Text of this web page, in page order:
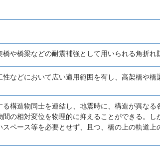
橋や橋梁などの耐震補強として用いられる角折れ
性などにおいて広い適用範囲を有し、高架橋や
る構造物同士を連結し、地震時に、構造が異な
間の相対変位を物理的に抑えることができる。
スペース等を必要とせず、且つ、橋の上の軌道